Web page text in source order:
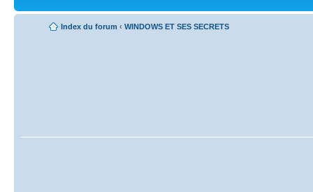
Index du forum ‹ WINDOWS ET SES SECRETS